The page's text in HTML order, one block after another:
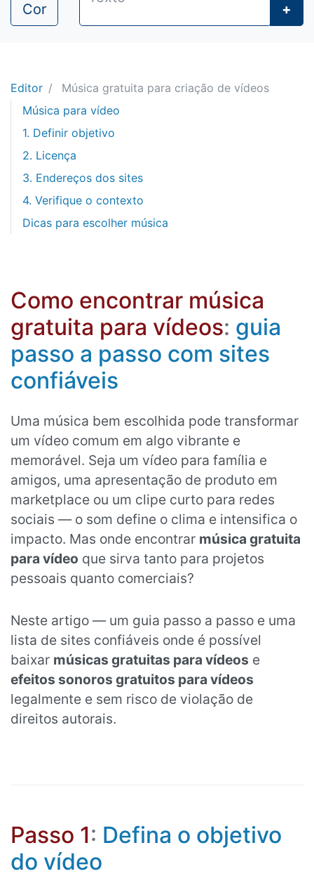
Cor +
Editor
Música gratuita para criação de vídeos
Música para vídeo
1. Definir objetivo
2. Licença
3. Endereços dos sites
4. Verifique o contexto
Dicas para escolher música
Como encontrar música
gratuita para vídeos: guia
passo a passo com sites
confiáveis
Uma música bem escolhida pode transformar
um vídeo comum em algo vibrante e
memorável. Seja um vídeo para família e
amigos, uma apresentação de produto em
marketplace ou um clipe curto para redes
sociais — o som define o clima e intensifica o
impacto. Mas onde encontrar música gratuita
para vídeo que sirva tanto para projetos
pessoais quanto comerciais?
Neste artigo — um guia passo a passo e uma
lista de sites confiáveis onde é possível
baixar músicas gratuitas para vídeos e
efeitos sonoros gratuitos para vídeos
legalmente e sem risco de violação de
direitos autorais.
Passo 1: Defina o objetivo
do vídeo